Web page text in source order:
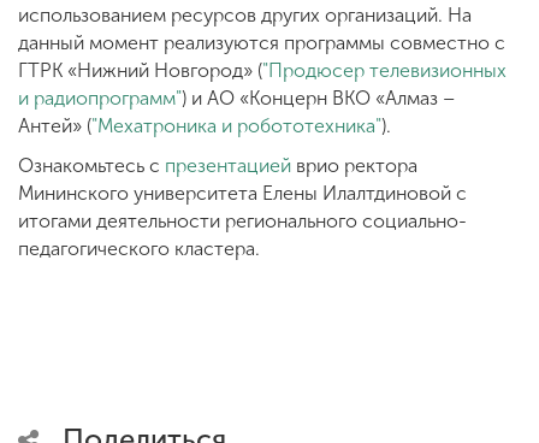
использованием ресурсов других организаций. На
данный момент реализуются программы совместно с
ГТРК «Нижний Новгород» ("Продюсер телевизионных
и радиопрограмм") и АО «Концерн ВКО «Алмаз –
Антей» ("Мехатроника и робототехника").
Ознакомьтесь с презентацией врио ректора
Мининского университета Елены Илалтдиновой с
итогами деятельности регионального социально-
педагогического кластера.